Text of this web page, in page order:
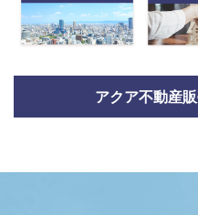
アクア不動産